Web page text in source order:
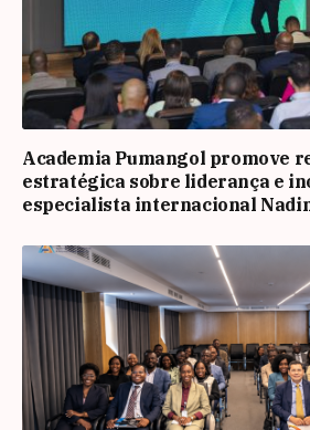
Academia Pumangol promove
estratégica sobre liderança e
especialista internacional